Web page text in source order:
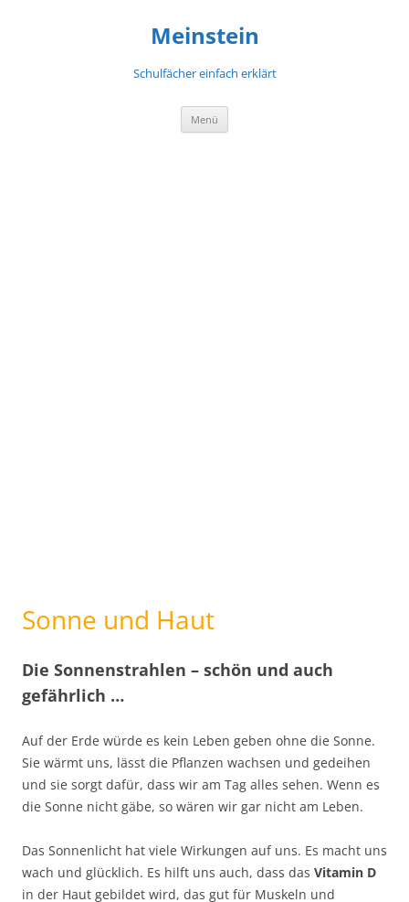
Meinstein
Schulfächer einfach erklärt
Menü
Sonne und Haut
Die Sonnenstrahlen – schön und auch
gefährlich …
Auf der Erde würde es kein Leben geben ohne die Sonne.
Sie wärmt uns, lässt die Pflanzen wachsen und gedeihen
und sie sorgt dafür, dass wir am Tag alles sehen. Wenn es
die Sonne nicht gäbe, so wären wir gar nicht am Leben.
Das Sonnenlicht hat viele Wirkungen auf uns. Es macht uns
wach und glücklich. Es hilft uns auch, dass das Vitamin D
in der Haut gebildet wird, das gut für Muskeln und